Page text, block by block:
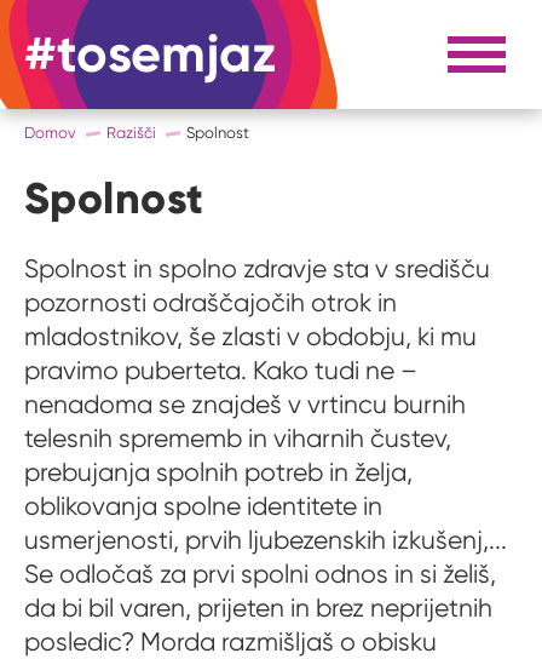
#tosemjaz #to sem jaz Razpri
Domov Razišči Spolnost
Spolnost
Spolnost in spolno zdravje sta v središču
pozornosti odraščajočih otrok in
mladostnikov, še zlasti v obdobju, ki mu
pravimo puberteta. Kako tudi ne –
nenadoma se znajdeš v vrtincu burnih
telesnih sprememb in viharnih čustev,
prebujanja spolnih potreb in želja,
oblikovanja spolne identitete in
usmerjenosti, prvih ljubezenskih izkušenj,...
Se odločaš za prvi spolni odnos in si želiš,
da bi bil varen, prijeten in brez neprijetnih
posledic? Morda razmišljaš o obisku